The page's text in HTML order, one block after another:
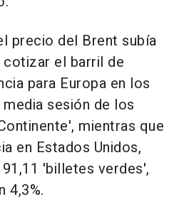
precio del Brent subía
cotizar el barril de
para Europa en los
sesión de los
mientras que
en Estados Unidos,
'billetes verdes',
4,3%.